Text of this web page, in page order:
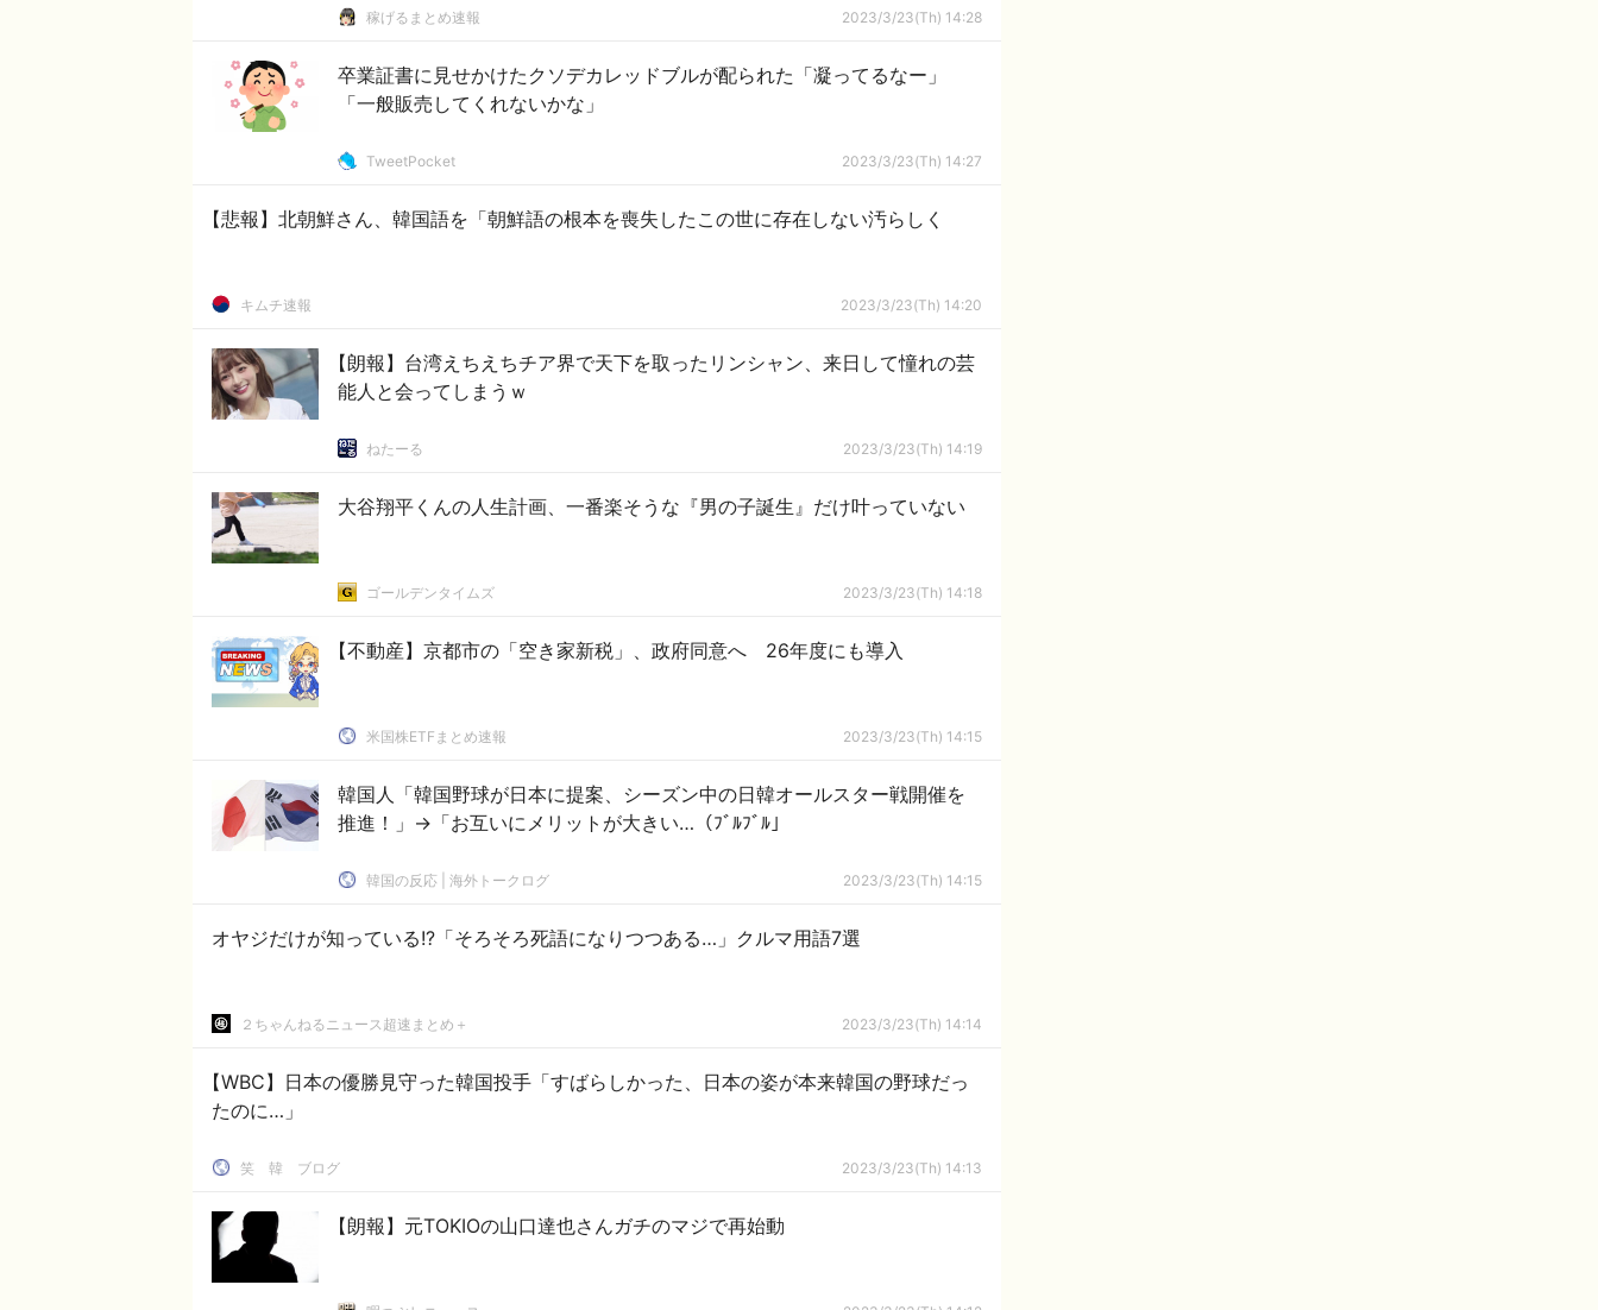
稼げるまとめ速報 2023/3/23(Th) 14:28
卒業証書に見せかけたクソデカレッドブルが配られた「凝ってるなー」
「一般販売してくれないかな」
TweetPocket 2023/3/23(Th) 14:27
【悲報】北朝鮮さん、韓国語を「朝鮮語の根本を喪失したこの世に存在しない汚らしく
キムチ速報 2023/3/23(Th) 14:20
【朗報】台湾えちえちチア界で天下を取ったリンシャン、来日して憧れの芸
能人と会ってしまうｗ
ねたーる 2023/3/23(Th) 14:19
大谷翔平くんの人生計画、一番楽そうな『男の子誕生』だけ叶っていない
ゴールデンタイムズ 2023/3/23(Th) 14:18
【不動産】京都市の「空き家新税」、政府同意へ 26年度にも導入
米国株ETFまとめ速報 2023/3/23(Th) 14:15
韓国人「韓国野球が日本に提案、シーズン中の日韓オールスター戦開催を
推進！」→「お互いにメリットが大きい…（ﾌﾞﾙﾌﾞﾙ」
韓国の反応 | 海外トークログ 2023/3/23(Th) 14:15
オヤジだけが知っている!?「そろそろ死語になりつつある…」クルマ用語7選
２ちゃんねるニュース超速まとめ＋ 2023/3/23(Th) 14:14
【WBC】日本の優勝見守った韓国投手「すばらしかった、日本の姿が本来韓国の野球だっ
たのに…」
笑 韓 ブログ 2023/3/23(Th) 14:13
【朗報】元TOKIOの山口達也さんガチのマジで再始動